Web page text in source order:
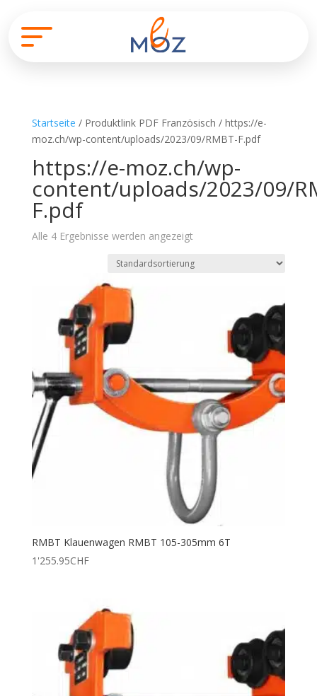
Startseite / Produktlink PDF Französisch / https://e-
moz.ch/wp-content/uploads/2023/09/RMBT-F.pdf
https://e-moz.ch/wp-
content/uploads/2023/09/
F.pdf
Alle 4 Ergebnisse werden angezeigt
RMBT Klauenwagen RMBT 105-305mm 6T
1'255.95CHF